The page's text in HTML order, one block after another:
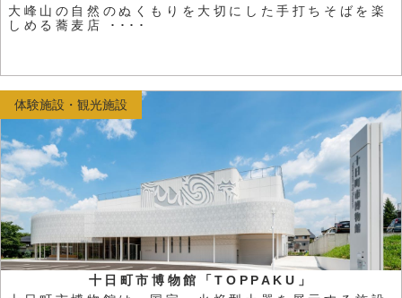
大峰山の自然のぬくもりを大切にした手打ちそばを楽
しめる蕎麦店 ････
十日町市博物館「TOPPAKU」
体験施設・観光施設